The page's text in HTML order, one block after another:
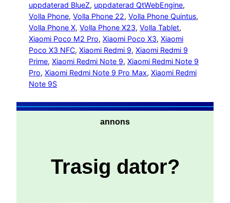
uppdaterad BlueZ, uppdaterad QtWebEngine
Volla Phone, Volla Phone 22, Volla Phone Quintus
Volla Phone X, Volla Phone X23, Volla Tablet
Xiaomi Poco M2 Pro, Xiaomi Poco X3, Xiaomi
Poco X3 NFC, Xiaomi Redmi 9, Xiaomi Redmi 9
Prime, Xiaomi Redmi Note 9, Xiaomi Redmi Note 9
Pro, Xiaomi Redmi Note 9 Pro Max, Xiaomi Redmi
Note 9S
annons
Trasig dator?